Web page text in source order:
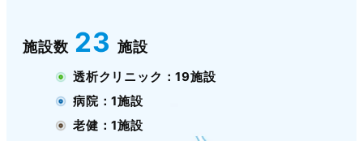
施設数 23 施設
透析クリニック：19施設
病院：1施設
老健：1施設